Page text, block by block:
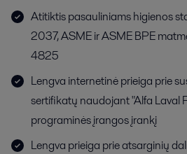
Atitiktis pasauliniams higienos
2037, ASME ir ASME BPE
4825
Lengva internetinė prieiga prie
sertifikatų naudojant "Alfa Laval
programinės įrangos įrankį
Lengva prieiga prie atsarginių